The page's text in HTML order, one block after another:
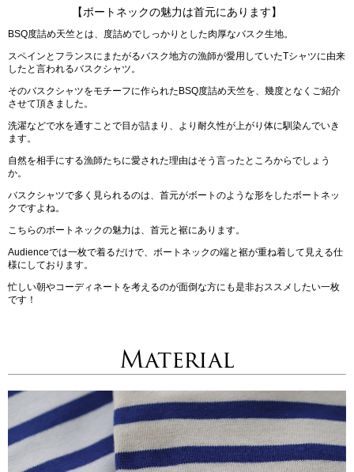
【ボートネックの魅力は首元にあります】
BSQ度詰め天竺とは、度詰めでしっかりとした肉厚なバスク生地。
スペインとフランスにまたがるバスク地方の漁師が愛用していたTシャツに由来
したと言われるバスクシャツ。
そのバスクシャツをモチーフに作られたBSQ度詰め天竺を、幾度となくご紹介
させて頂きました。
洗濯などで水を通すことで目が詰まり、より耐久性が上がり体に馴染んでいき
ます。
自然を相手にする漁師たちに愛された理由はそう言ったところからでしょう
か。
バスクシャツで多く見られるのは、首元がボートのような形をしたボートネッ
クですよね。
こちらのボートネックの魅力は、首元と裾にあります。
Audienceでは一枚で着るだけで、ボートネックの端と裾が重ね着して見える仕
様にしております。
忙しい朝やコーディネートを考えるのが面倒な方にも是非おススメしたい一枚
です！
Material